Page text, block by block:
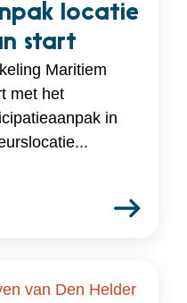
locatie
start
Maritiem
met het
in